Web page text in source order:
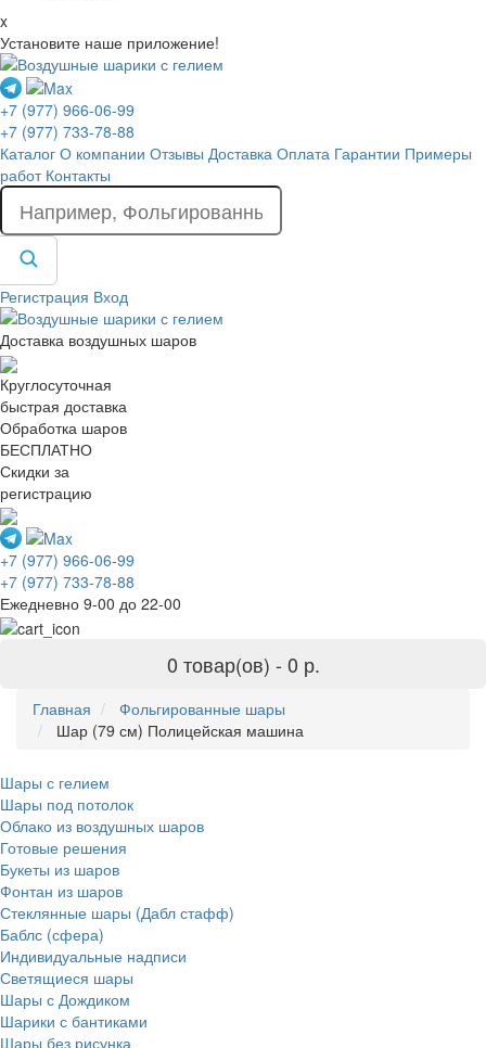
x
Установите наше приложение!
+7 (977) 966-06-99
+7 (977) 733-78-88
Каталог О компании Отзывы Доставка Оплата Гарантии Примеры
работ Контакты
Регистрация Вход
Доставка воздушных шаров
Круглосуточная
быстрая доставка
Обработка шаров
БЕСПЛАТНО
Скидки за
регистрацию
+7 (977) 966-06-99
+7 (977) 733-78-88
Ежедневно 9-00 до 22-00
0 товар(ов) - 0 р.
Главная
Фольгированные шары
Шар (79 см) Полицейская машина
Шары с гелием
Шары под потолок
Облако из воздушных шаров
Готовые решения
Букеты из шаров
Фонтан из шаров
Стеклянные шары (Дабл стафф)
Баблс (сфера)
Индивидуальные надписи
Светящиеся шары
Шары с Дождиком
Шарики с бантиками
Шары без рисунка